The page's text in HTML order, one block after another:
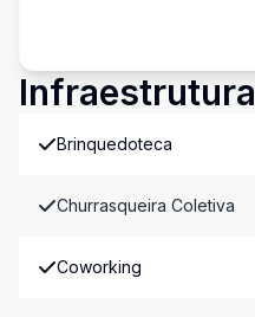
Infraestrutura
Brinquedoteca
Churrasqueira Coletiva
Coworking